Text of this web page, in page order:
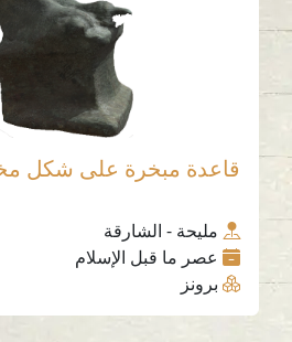
قاعدة مبخرة على شكل
مليحة - الشارقة
عصر ما قبل الإسلام
برونز